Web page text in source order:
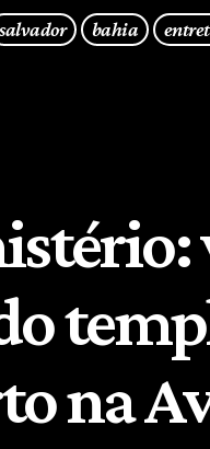
salvador bahia
na